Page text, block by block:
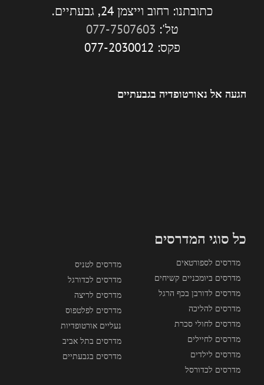
כתובתנו: רחוב וייצמן 24, גבעתיים.
טל': 077-7507603
פקס: 077-2030012
הגעה אל נאורטופדיה בגבעתיים
כל סוגי המדרסים
מדרסים לספורטאים
מדרסים ביומכניים קשיחים
מדרסים לדורבן בכף הרגל
מדרסים להליכה
מדרסים לחולי סכרת
מדרסים לחיילים
מדרסים לילדים
מדרסים לכדורסל
מדרסים לטניס
מדרסים לכדורגל
מדרסים לריצה
מדרסים לפלטפוס
נעליים אורטופדיות
מדרסים בתל אביב
מדרסים בגבעתיים